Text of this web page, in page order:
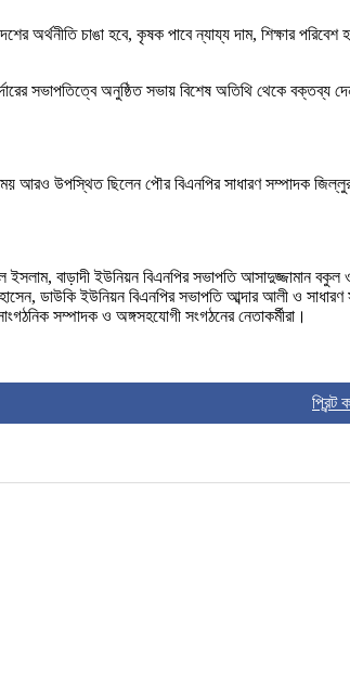
অর্থনীতি চাঙা হবে, কৃষক পাবে ন্যায্য দাম, শিক্ষার
সভাপতিত্বে অনুষ্ঠিত সভায় বিশেষ অতিথি থেকে বক্তব্য
আরও উপস্থিত ছিলেন পৌর বিএনপির সাধারণ সম্পাদক
বাড়াদী ইউনিয়ন বিএনপির সভাপতি আসাদুজ্জামান
ডাউকি ইউনিয়ন বিএনপির সভাপতি আব্দার আলী ও সাধারণ
সম্পাদক ও অঙ্গসহযোগী সংগঠনের নেতাকর্মীরা।
প্রিন্ট